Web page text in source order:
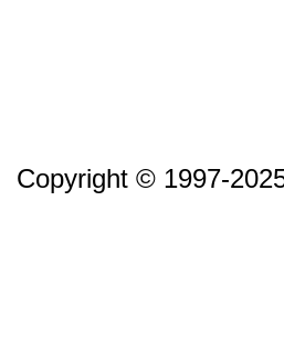
Copyright © 1997-